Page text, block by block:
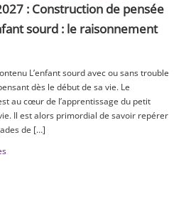
: Construction de pensée
sourd : le raisonnement
L’enfant sourd avec ou sans trouble
dès le début de sa vie. Le
au cœur de l’apprentissage du petit
Il est alors primordial de savoir repérer
de […]